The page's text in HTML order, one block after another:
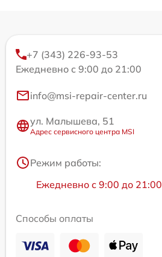
+7 (343) 226-93-53
Ежедневно с 9:00 до 21:00
info@msi-repair-center.ru
ул. Малышева, 51
Адрес сервисного центра MSI
Режим работы:
Ежедневно с 9:00 до 21:00
Способы оплаты